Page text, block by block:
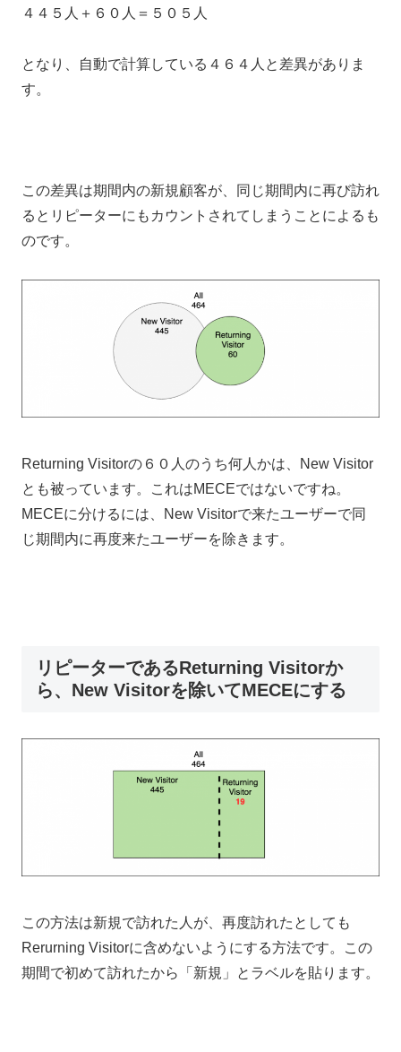
４４５人＋６０人＝５０５人
となり、自動で計算している４６４人と差異がありま
す。
この差異は期間内の新規顧客が、同じ期間内に再び訪れ
るとリピーターにもカウントされてしまうことによるも
のです。
Returning Visitorの６０人のうち何人かは、New Visitor
とも被っています。これはMECEではないですね。
MECEに分けるには、New Visitorで来たユーザーで同
じ期間内に再度来たユーザーを除きます。
リピーターであるReturning Visitorか
ら、New Visitorを除いてMECEにする
この方法は新規で訪れた人が、再度訪れたとしても
Rerurning Visitorに含めないようにする方法です。この
期間で初めて訪れたから「新規」とラベルを貼ります。